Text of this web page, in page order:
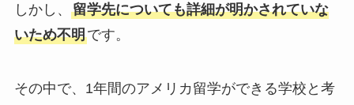
しかし、 留学先についても詳細が明かされていな
いため不明です。
その中で、1年間のアメリカ留学ができる学校と考